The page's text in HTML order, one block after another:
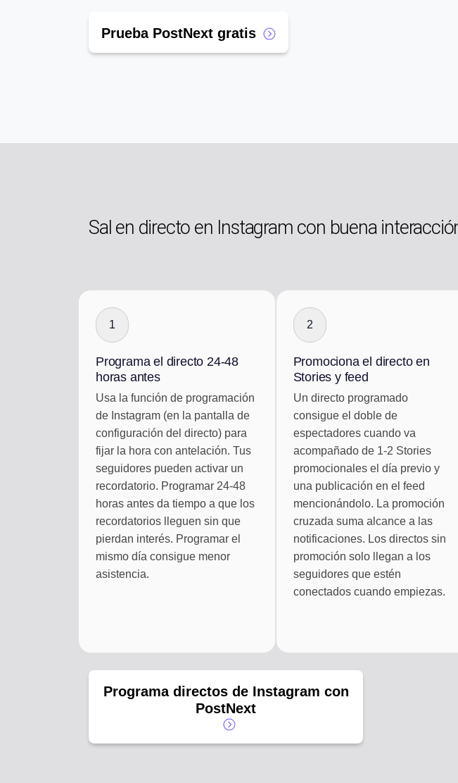
Prueba PostNext gratis
Sal en directo en Instagram con buena
1
Programa el directo 24-48
horas antes
Usa la función de programación
de Instagram (en la pantalla de
configuración del directo) para
fijar la hora con antelación. Tus
seguidores pueden activar un
recordatorio. Programar 24-48
horas antes da tiempo a que los
recordatorios lleguen sin que
pierdan interés. Programar el
mismo día consigue menor
asistencia.
2
Promociona el directo en
Stories y feed
Un directo programado
consigue el doble de
espectadores cuando va
acompañado de 1-2 Stories
promocionales el día previo y
una publicación en el feed
mencionándolo. La promoción
cruzada suma alcance a las
notificaciones. Los directos sin
promoción solo llegan a los
seguidores que estén
conectados cuando empiezas.
Programa directos de Instagram con
PostNext